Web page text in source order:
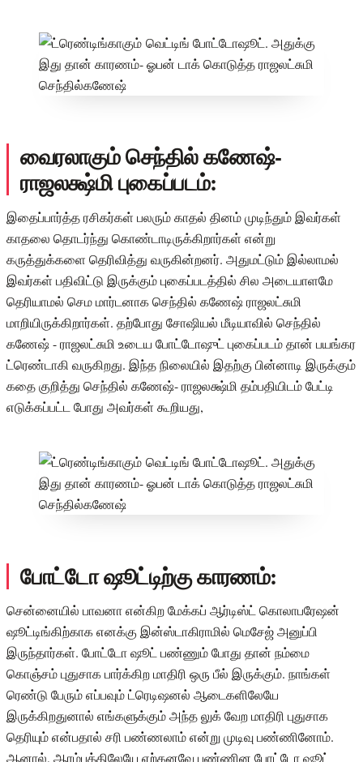
வைரலாகும் செந்தில் கணேஷ்-
ராஜலக்ஷ்மி புகைப்படம்:
இதைப்பார்த்த ரசிகர்கள் பலரும் காதல் தினம் முடிந்தும் இவர்கள்
காதலை தொடர்ந்து கொண்டாடிருக்கிறார்கள் என்று
கருத்துக்களை தெரிவித்து வருகின்றனர். அதுமட்டும் இல்லாமல்
இவர்கள் பதிவிட்டு இருக்கும் புகைப்படத்தில் சில அடையாளமே
தெரியாமல் செம மார்டனாக செந்தில் கணேஷ் ராஜலட்சுமி
மாறியிருக்கிறார்கள். தற்போது சோஷியல் மீடியாவில் செந்தில்
கணேஷ் - ராஜலட்சுமி உடைய போட்டோஷுட் புகைப்படம் தான் பயங்கர
ட்ரெண்டாகி வருகிறது. இந்த நிலையில் இதற்கு பின்னாடி இருக்கும்
கதை குறித்து செந்தில் கணேஷ்- ராஜலக்ஷ்மி தம்பதியிடம் பேட்டி
எடுக்கப்பட்ட போது அவர்கள் கூறியது,
போட்டோ ஷூட்டிற்கு காரணம்:
சென்னையில் பாவனா என்கிற மேக்கப் ஆர்டிஸ்ட் கொலாபரேஷன்
ஷூட்டிங்கிற்காக எனக்கு இன்ஸ்டாகிராமில் மெசேஜ் அனுப்பி
இருந்தார்கள். போட்டோ ஷூட் பண்ணும் போது தான் நம்மை
கொஞ்சம் புதுசாக பார்க்கிற மாதிரி ஒரு பீல் இருக்கும். நாங்கள்
ரெண்டு பேரும் எப்பவும் ட்ரெடிஷனல் ஆடைகளிலேயே
இருக்கிறதுனால் எங்களுக்கும் அந்த லுக் வேற மாதிரி புதுசாக
தெரியும் என்பதால் சரி பண்ணலாம் என்று முடிவு பண்ணினோம்.
ஆனால், ஆரம்பத்திலேயே ஏற்கனவே பண்ணின போட்டோ ஷூட்